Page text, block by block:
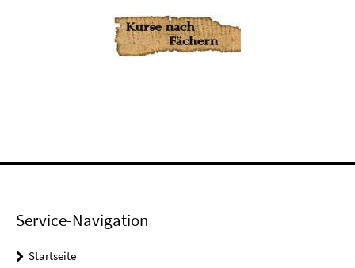
Service-Navigation
Startseite